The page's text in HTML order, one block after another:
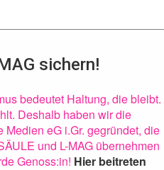
sichern!
bedeutet Haltung, die bleibt.
Deshalb haben wir die
eG i.Gr. gegründet, die
und L-MAG übernehmen
Genoss:in! Hier beitreten